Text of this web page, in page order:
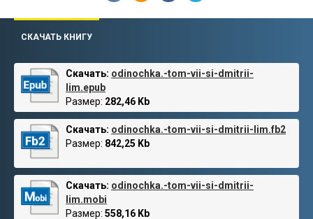
СКАЧАТЬ КНИГУ
Скачать: odinochka.-tom-vii-si-dmitrii-
lim.epub
Размер: 282,46 Kb
Скачать: odinochka.-tom-vii-si-dmitrii-lim.fb2
Размер: 842,25 Kb
Скачать: odinochka.-tom-vii-si-dmitrii-
lim.mobi
Размер: 558,16 Kb